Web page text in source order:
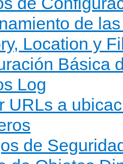
de
Location y
Básica
Log
URLs a
de